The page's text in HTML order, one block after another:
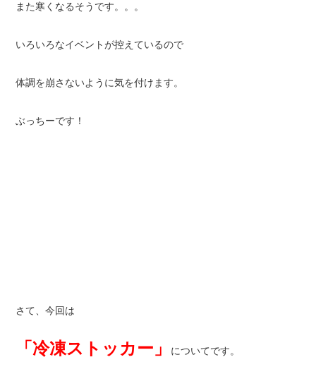
また寒くなるそうです。。。
いろいろなイベントが控えているので
体調を崩さないように気を付けます。
ぶっちーです！
さて、今回は
「冷凍ストッカー」 についてです。